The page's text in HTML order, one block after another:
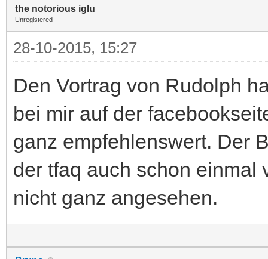
the notorious iglu
Unregistered
28-10-2015, 15:27
Den Vortrag von Rudolph
bei mir auf der
ganz empfehlenswert. Der
der tfaq auch schon einmal
nicht ganz angesehen.